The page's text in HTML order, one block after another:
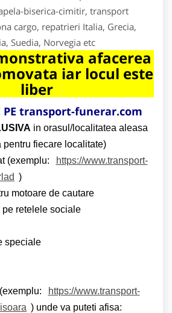
biserica-cimitir, transport
cargo, repatrieri Italia, Grecia,
Suedia, Norvegia etc
afacerea
iar locul este
liber
PE transport-funerar.com
in orasul/localitatea aleasa
pentru fiecare localitate)
(exemplu:
https://www.transport-
)
motoare de cautare
pe retelele sociale
speciale
https://www.transport-
) unde va puteti afisa: